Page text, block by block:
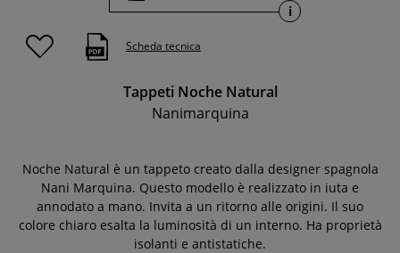
i
Scheda tecnica
Tappeti Noche Natural
Nanimarquina
Noche Natural è un tappeto creato dalla designer spagnola
Nani Marquina. Questo modello è realizzato in iuta e
annodato a mano. Invita a un ritorno alle origini. Il suo
colore chiaro esalta la luminosità di un interno. Ha proprietà
isolanti e antistatiche.